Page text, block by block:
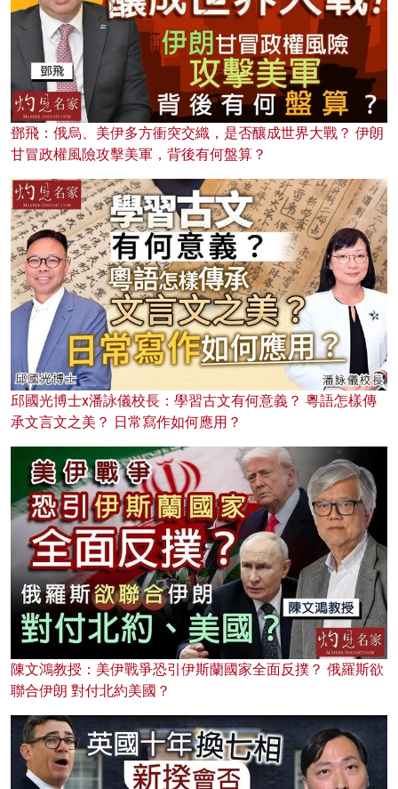
鄧飛：俄烏、美伊多方衝突交織，是否釀成世界大戰？ 伊朗
甘冒政權風險攻擊美軍，背後有何盤算？
邱國光博士x潘詠儀校長：學習古文有何意義？ 粵語怎樣傳
承文言文之美？ 日常寫作如何應用？
陳文鴻教授：美伊戰爭恐引伊斯蘭國家全面反撲？ 俄羅斯欲
聯合伊朗 對付北約美國？